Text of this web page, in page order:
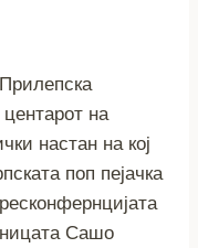
на
настан на кој
поп пејачка
Сашо